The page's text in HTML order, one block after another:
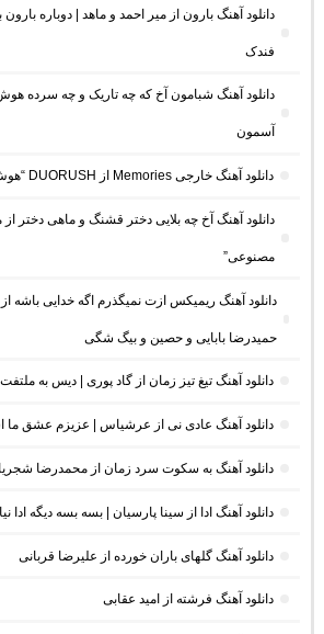
دانلود آهنگ بارون از میر احمد و ماهد | دوباره
فندک
دانلود آهنگ شبامون آخ که چه تاریک و چه سرده
آسمون
دانلود آهنگ خارجی Memories از DUORUSH “هوش مصنوعی ترند اینستا”
دانلود آهنگ آخ چه بلایی دختر قشنگ و ماهی دختر
مصنوعی”
دانلود آهنگ ریمیکس ازت نمیگذرم اگه خدایی باشه
حمیدرضا بابایی و حصین و بیگ شگی
دانلود آهنگ تیغ تیز زمان از گاد پوری | دیس به
دانلود آهنگ عادی نی از عرشیاس | عزیزم عشق ما
دانلود آهنگ به سکوت سرد زمان از محمدرضا
دانلود آهنگ ادا از سینا پارسیان | بسه بسه دیگه ادا
دانلود آهنگ گلهای باران خورده از علیرضا قربانی
دانلود آهنگ فرشته از امید عقابی